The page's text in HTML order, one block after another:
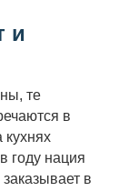
и
те
в
году нация
в